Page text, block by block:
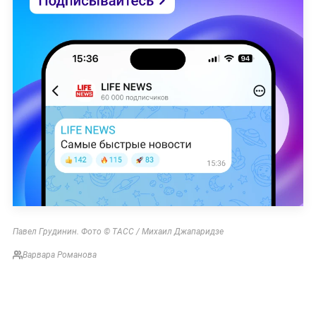
Павел Грудинин. Фото © ТАСС / Михаил Джапаридзе
Варвара Романова